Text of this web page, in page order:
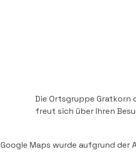
Die Ortsgruppe Gratkorn
freut sich über Ihren
Google Maps wurde aufgrund